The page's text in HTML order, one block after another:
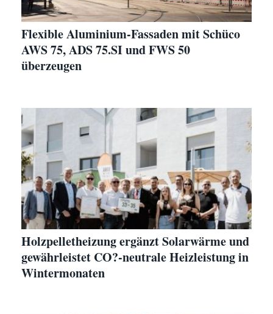
Flexible Aluminium-Fassaden mit Schüco
AWS 75, ADS 75.SI und FWS 50
überzeugen
Holzpelletheizung ergänzt Solarwärme und
gewährleistet CO?-neutrale Heizleistung in
Wintermonaten